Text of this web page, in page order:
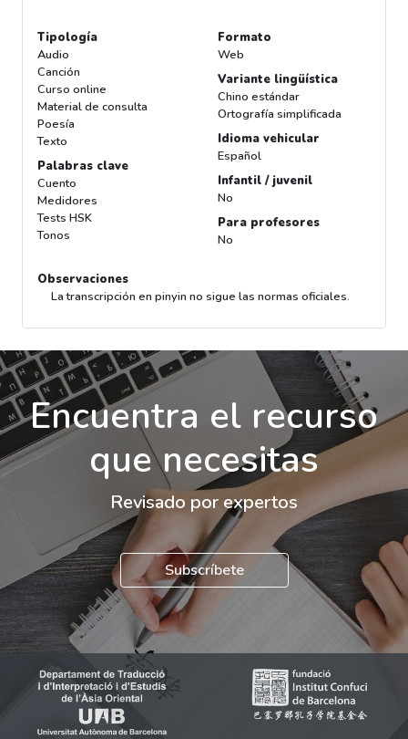
Tipología
Audio
Canción
Curso online
Material de consulta
Poesía
Texto
Palabras clave
Cuento
Medidores
Tests HSK
Tonos
Formato
Web
Variante lingüística
Chino estándar
Ortografía simplificada
Idioma vehicular
Español
Infantil / juvenil
No
Para profesores
No
Observaciones
La transcripción en pinyin no sigue las normas oficiales.
Encuentra el recurso
que necesitas
Revisado por expertos
Subscríbete